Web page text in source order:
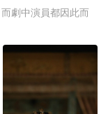
劇中演員都因此而